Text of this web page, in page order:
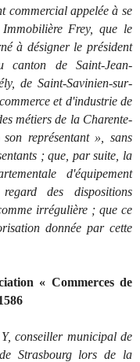
commercial appelée à se
Frey, que le
à désigner le président
canton de Saint-Jean-
de Saint-Savinien-sur-
et d'industrie de
métiers de la Charente-
représentant », sans
; que, par suite, la
d'équipement
des dispositions
irrégulière ; que ce
donnée par cette
« Commerces de
conseiller municipal de
Strasbourg lors de la